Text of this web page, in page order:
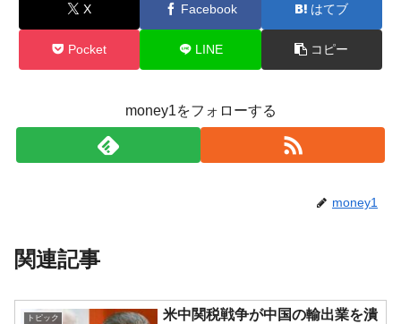
X Facebook はてブ
Pocket LINE コピー
money1をフォローする
money1
関連記事
トピック
米中関税戦争が中国の輸出業を潰